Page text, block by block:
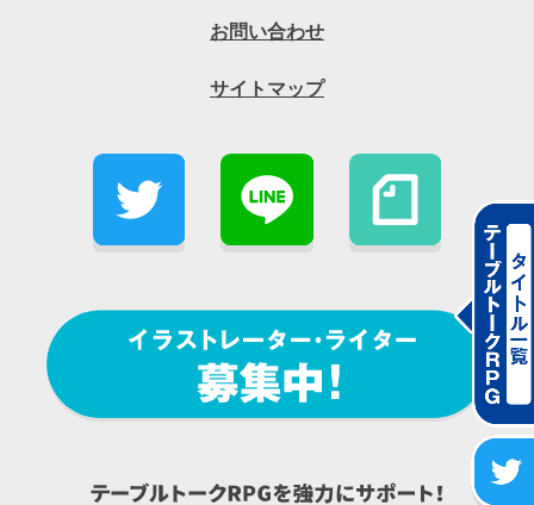
お問い合わせ
サイトマップ